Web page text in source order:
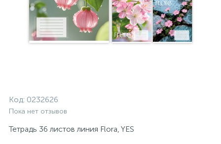
Код: 0232626
Пока нет отзывов
Тетрадь 36 листов линия Flora, YES